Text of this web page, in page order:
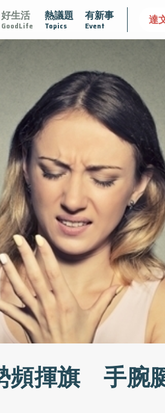
好生活
GoodLife
熱議題
Topics
有新事
Event
守護骨骼健康 達文西手術專欄
頻揮旗 手腕